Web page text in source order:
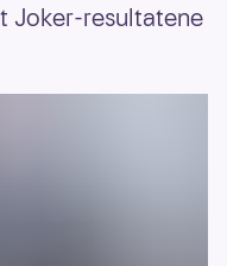
Joker-resultatene